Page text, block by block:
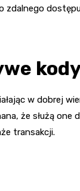
zdalnego
w dobrej
że służą one
transakcji.